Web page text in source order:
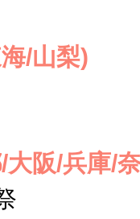
/山梨)
阪/兵庫/